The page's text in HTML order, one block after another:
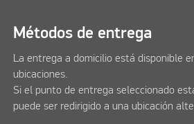
Métodos de entrega
La entrega a domicilio está disponible
ubicaciones.
Si el punto de entrega seleccionado
puede ser redirigido a una ubicación